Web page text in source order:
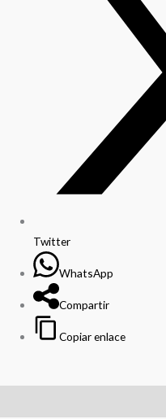
Twitter
WhatsApp
Compartir
Copiar enlace